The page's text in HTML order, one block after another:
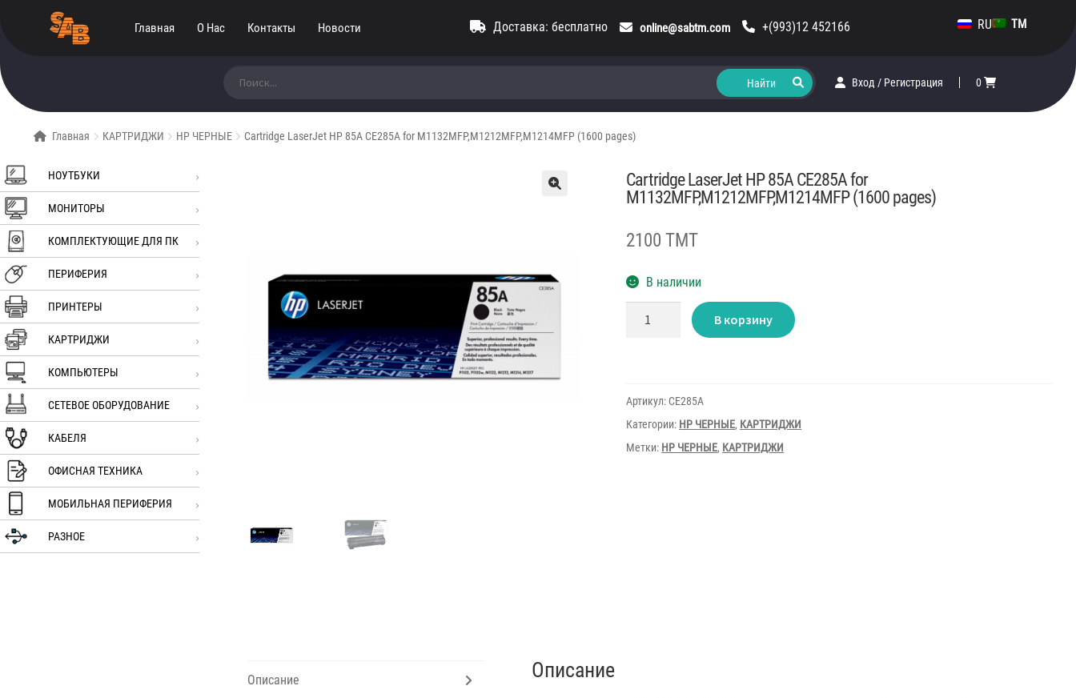
Главная О Нас Контакты Новости Доставка: бесплатно online@sabtm.com +(993)12 452166 RU TM
Вход / Регистрация 0
Главная КАРТРИДЖИ HP ЧЕРНЫЕ Cartridge LaserJet HP 85A CE285A for M1132MFP,M1212MFP,M1214MFP (1600 pages)
НОУТБУКИ
МОНИТОРЫ
КОМПЛЕКТУЮЩИЕ ДЛЯ ПК
ПЕРИФЕРИЯ
ПРИНТЕРЫ
КАРТРИДЖИ
КОМПЬЮТЕРЫ
СЕТЕВОЕ ОБОРУДОВАНИЕ
КАБЕЛЯ
ОФИСНАЯ ТЕХНИКА
МОБИЛЬНАЯ ПЕРИФЕРИЯ
РАЗНОЕ
Cartridge LaserJet HP 85A CE285A for
M1132MFP,M1212MFP,M1214MFP (1600 pages)
2100 TMT
В наличии
Количество
товара
for
M1132MFP,M1212MFP,M1214MFP
(1600
pages)
В корзину
Артикул: CE285A
Категории: HP ЧЕРНЫЕ, КАРТРИДЖИ
Метки: HP ЧЕРНЫЕ, КАРТРИДЖИ
Описание Описание